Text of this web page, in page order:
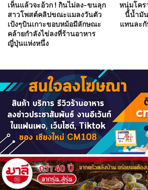
เห็นแล้วจะอ้วก ! กินไม่ลง-ขนลุก
สาวโพสต์คลิปขณะแมลงวันตัว
เป้งๆบินเกาะขอบหม้อมีลักษณะ
คล้ายกำลังไข่ลงที่ร้านอาหาร
ญี่ปุ่นแห่งหนึ่ง
หนุ่มโคร
นี้น้ำมั
แทนละกั